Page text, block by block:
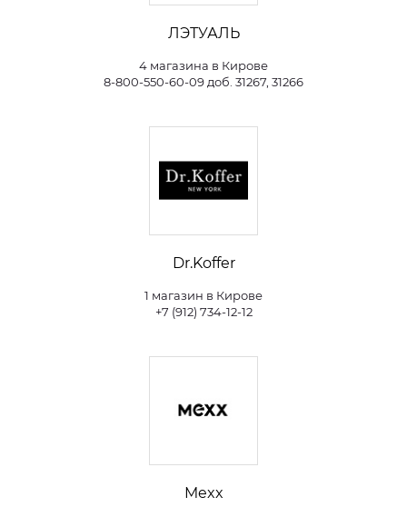
ЛЭТУАЛЬ
4 магазина в Кирове
8-800-550-60-09 доб. 31267, 31266
Dr.Koffer
1 магазин в Кирове
+7 (912) 734-12-12
Mexx